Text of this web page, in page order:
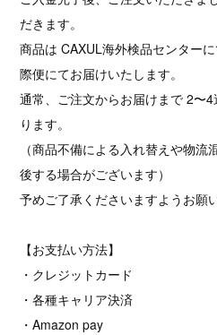
だきます。
商品は CAXUL海外検品センター
際便にてお届けいたします。
通常、ご注文からお届けまで 2〜
ります。
（商品不備による入れ替えや物
後する場合がございます）
予めご了承くださいますようお願
【お支払い方法】
・クレジットカード
・各種キャリア決済
・Amazon pay